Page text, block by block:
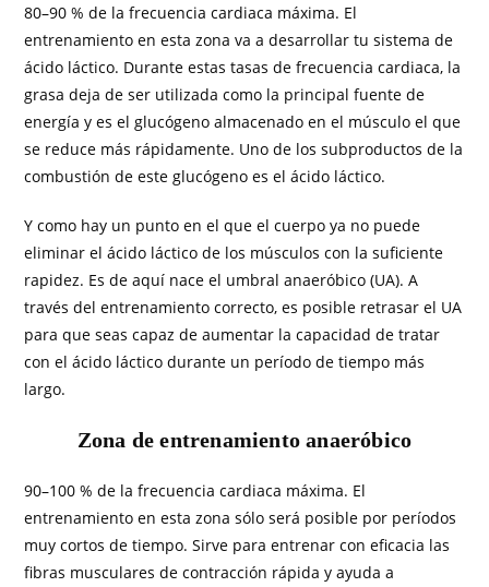
80–90 % de la frecuencia cardiaca máxima. El
entrenamiento en esta zona va a desarrollar tu sistema de
ácido láctico. Durante estas tasas de frecuencia cardiaca, la
grasa deja de ser utilizada como la principal fuente de
energía y es el glucógeno almacenado en el músculo el que
se reduce más rápidamente. Uno de los subproductos de la
combustión de este glucógeno es el ácido láctico.
Y como hay un punto en el que el cuerpo ya no puede
eliminar el ácido láctico de los músculos con la suficiente
rapidez. Es de aquí nace el umbral anaeróbico (UA). A
través del entrenamiento correcto, es posible retrasar el UA
para que seas capaz de aumentar la capacidad de tratar
con el ácido láctico durante un período de tiempo más
largo.
Zona de entrenamiento anaeróbico
90–100 % de la frecuencia cardiaca máxima. El
entrenamiento en esta zona sólo será posible por períodos
muy cortos de tiempo. Sirve para entrenar con eficacia las
fibras musculares de contracción rápida y ayuda a